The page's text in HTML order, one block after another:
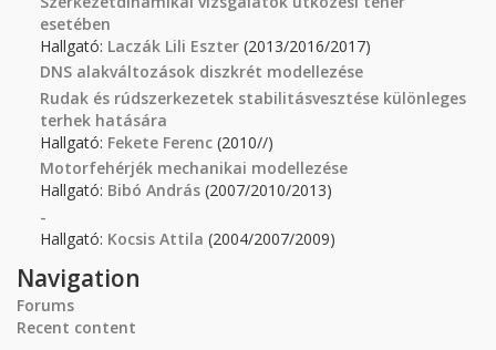
esetében
Hallgató: Laczák Lili Eszter (2013/2016/2017)
DNS alakváltozások diszkrét modellezése
Rudak és rúdszerkezetek stabilitásvesztése különleges
terhek hatására
Hallgató: Fekete Ferenc (2010//)
Motorfehérjék mechanikai modellezése
Hallgató: Bibó András (2007/2010/2013)
-
Hallgató: Kocsis Attila (2004/2007/2009)
Navigation
Forums
Recent content